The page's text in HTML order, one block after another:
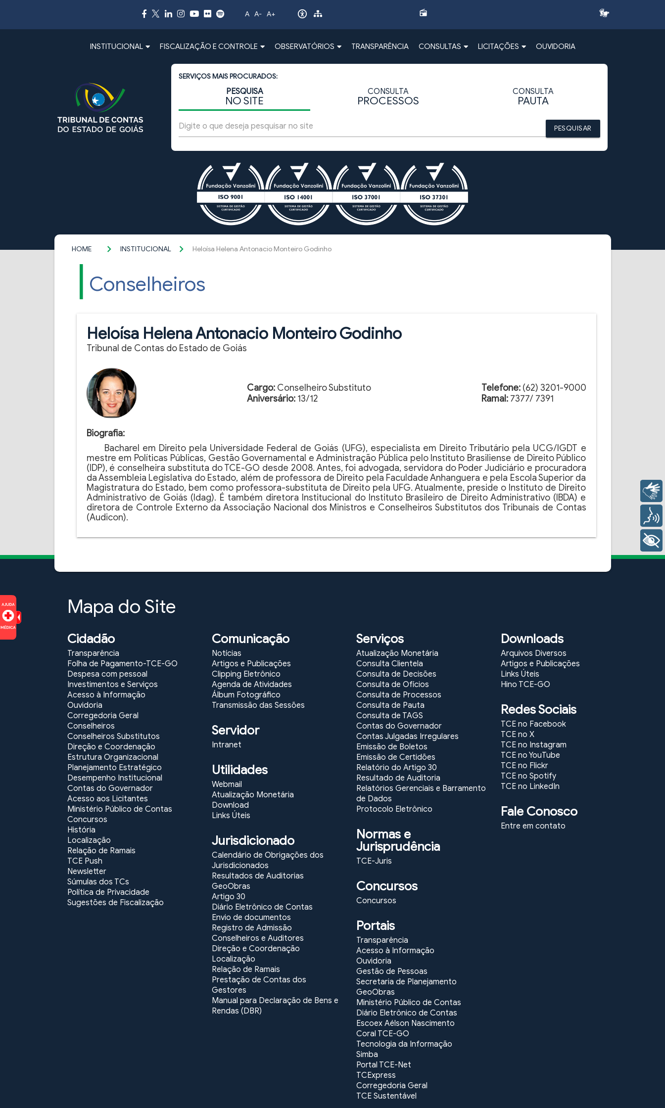
A A- A+ radio
INSTITUCIONAL FISCALIZAÇÃO E CONTROLE OBSERVATÓRIOS TRANSPARÊNCIA CONSULTAS LICITAÇÕES OUVIDORIA
SERVIÇOS MAIS PROCURADOS:
PESQUISA
NO SITE
CONSULTA
PROCESSOS
CONSULTA
PAUTA
PESQUISAR
HOME INSTITUCIONAL Heloísa Helena Antonacio Monteiro Godinho
Conselheiros
Heloísa Helena Antonacio Monteiro Godinho
Tribunal de Contas do Estado de Goiás
Cargo: Conselheiro Substituto
Aniversário: 13/12
Telefone: (62) 3201-9000
Ramal: 7377/ 7391
Biografia:
Bacharel em Direito pela Universidade Federal de Goiás (UFG), especialista em Direito Tributário pela UCG/IGDT e
mestre em Políticas Públicas, Gestão Governamental e Administração Pública pelo Instituto Brasiliense de Direito Público
(IDP), é conselheira substituta do TCE-GO desde 2008. Antes, foi advogada, servidora do Poder Judiciário e procuradora
da Assembleia Legislativa do Estado, além de professora de Direito pela Faculdade Anhanguera e pela Escola Superior da
Magistratura do Estado, bem como professora-substituta de Direito pela UFG. Atualmente, preside o Instituto de Direito
Administrativo de Goiás (Idag). É também diretora Institucional do Instituto Brasileiro de Direito Administrativo (IBDA) e
diretora de Controle Externo da Associação Nacional dos Ministros e Conselheiros Substitutos dos Tribunais de Contas
(Audicon).
Mapa do Site
Cidadão
Transparência
Folha de Pagamento-TCE-GO
Despesa com pessoal
Investimentos e Serviços
Acesso à Informação
Ouvidoria
Corregedoria Geral
Conselheiros
Conselheiros Substitutos
Direção e Coordenação
Estrutura Organizacional
Planejamento Estratégico
Desempenho Institucional
Contas do Governador
Acesso aos Licitantes
Ministério Público de Contas
Concursos
História
Localização
Relação de Ramais
TCE Push
Newsletter
Súmulas dos TCs
Política de Privacidade
Sugestões de Fiscalização
Comunicação
Notícias
Artigos e Publicações
Clipping Eletrônico
Agenda de Atividades
Álbum Fotográfico
Transmissão das Sessões
Servidor
Intranet
Utilidades
Webmail
Atualização Monetária
Download
Links Úteis
Jurisdicionado
Calendário de Obrigações dos
Jurisdicionados
Resultados de Auditorias
GeoObras
Artigo 30
Diário Eletrônico de Contas
Envio de documentos
Registro de Admissão
Conselheiros e Auditores
Direção e Coordenação
Localização
Relação de Ramais
Prestação de Contas dos
Gestores
Manual para Declaração de Bens e
Rendas (DBR)
Serviços
Atualização Monetária
Consulta Clientela
Consulta de Decisões
Consulta de Ofícios
Consulta de Processos
Consulta de Pauta
Consulta de TAGS
Contas do Governador
Contas Julgadas Irregulares
Emissão de Boletos
Emissão de Certidões
Relatório do Artigo 30
Resultado de Auditoria
Relatórios Gerenciais e Barramento
de Dados
Protocolo Eletrônico
Normas e
Jurisprudência
TCE-Juris
Concursos
Concursos
Portais
Transparência
Acesso à Informação
Ouvidoria
Gestão de Pessoas
Secretaria de Planejamento
GeoObras
Ministério Público de Contas
Diário Eletrônico de Contas
Escoex Aélson Nascimento
Coral TCE-GO
Tecnologia da Informação
Simba
Portal TCE-Net
TCExpress
Corregedoria Geral
TCE Sustentável
Downloads
Arquivos Diversos
Artigos e Publicações
Links Úteis
Hino TCE-GO
Redes Sociais
TCE no Facebook
TCE no X
TCE no Instagram
TCE no YouTube
TCE no Flickr
TCE no Spotify
TCE no LinkedIn
Fale Conosco
Entre em contato
+ Acessibilidade